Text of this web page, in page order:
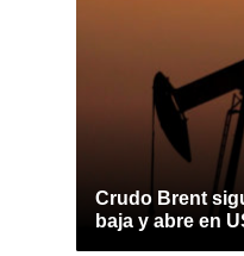
Crudo Brent
baja y abre en